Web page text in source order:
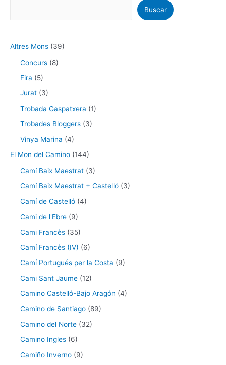
Buscar
Altres Mons (39)
Concurs (8)
Fira (5)
Jurat (3)
Trobada Gaspatxera (1)
Trobades Bloggers (3)
Vinya Marina (4)
El Mon del Camino (144)
Camí Baix Maestrat (3)
Camí Baix Maestrat + Castelló (3)
Camí de Castelló (4)
Cami de l'Ebre (9)
Cami Francès (35)
Camí Francès (IV) (6)
Camí Portugués per la Costa (9)
Cami Sant Jaume (12)
Camino Castelló-Bajo Aragón (4)
Camino de Santiago (89)
Camino del Norte (32)
Camino Ingles (6)
Camiño Inverno (9)